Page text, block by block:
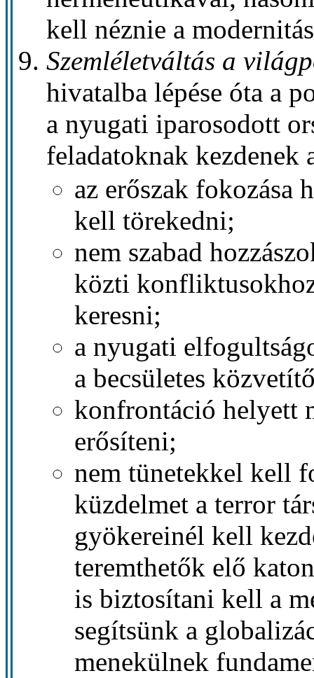
kell néznie a
Szemléletváltás a
hivatalba lépése óta a
a nyugati iparosodott
feladatoknak kezdenek
az erőszak fokozása
kell törekedni;
nem szabad
közti
keresni;
a nyugati
a becsületes
konfrontáció helyett
erősíteni;
nem tünetekkel kell
küzdelmet a terror
gyökereinél kell
teremthetők elő
is biztosítani kell a
segítsünk a
menekülnek